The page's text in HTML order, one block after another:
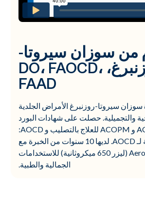
من سوزان سيروتا-
روزنبرغ، DO، FAOCD،
FAAD
سيروتا-روزنبرغ الأمراض الجلدية
والتجميلية. حصلت على شهادات البورد
من ACOFP و ACOPM للعلاج بالتصليب و AOCD:
الرئيسة السابقة لـ AOCD. لديها 10 سنوات من الخبرة مع
Aerolase Neo (ليزر 650 ميكروثانية) للاستخدامات
الجمالية والطبية.